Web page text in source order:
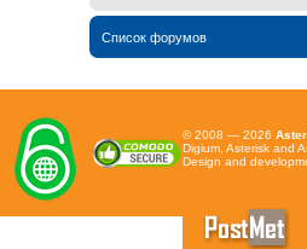
Список форумов
© 2008 — 2026
Digium, Asterisk and
Design and